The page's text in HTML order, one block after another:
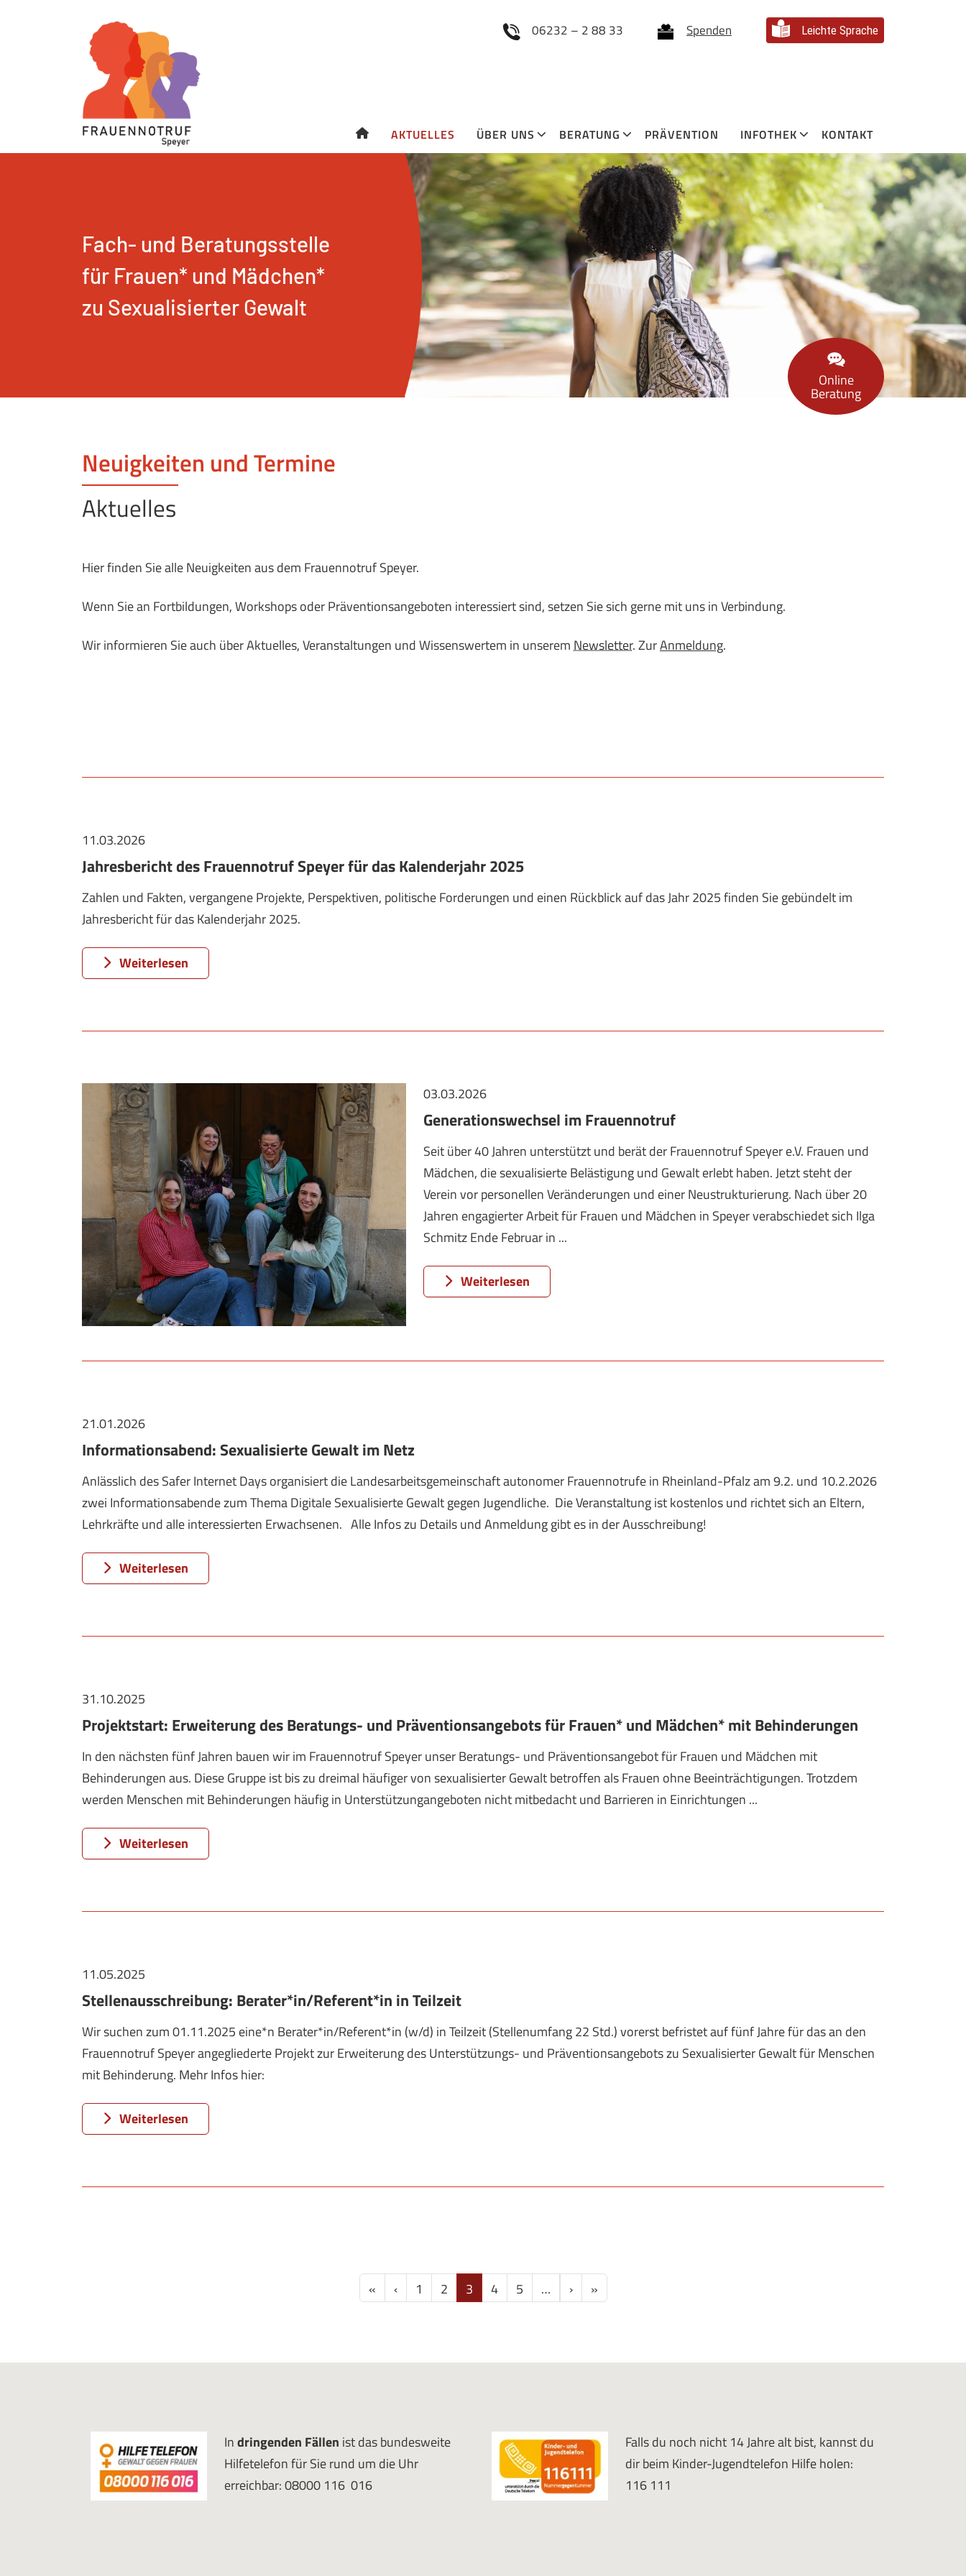
Leichte Sprache
Spenden
06232 – 2 88 33
AKTUELLES ÜBER UNS BERATUNG PRÄVENTION INFOTHEK KONTAKT
Fach- und Beratungsstelle
für Frauen* und Mädchen*
zu Sexualisierter Gewalt
Online
Beratung
Neuigkeiten und Termine
Aktuelles
Hier finden Sie alle Neuigkeiten aus dem Frauennotruf Speyer.
Wenn Sie an Fortbildungen,Workshopsoder Präventionsangeboten interessiert sind, setzen Sie sich gerne mit uns in Verbindung.
Wir informieren Sie auch über Aktuelles, Veranstaltungen und Wissenswertem in unseremNewsletter. ZurAnmeldung.
11.03.2026
Jahresbericht des Frauennotruf Speyer für das Kalenderjahr 2025
Zahlen und Fakten, vergangene Projekte, Perspektiven, politische Forderungen und einen Rückblick auf das Jahr 2025 finden Sie gebündelt im
Jahresbericht für das Kalenderjahr 2025.
Weiterlesen
03.03.2026
Generationswechsel im Frauennotruf
Seit über 40 Jahren unterstützt und berät der Frauennotruf Speyer e.V. Frauen und
Mädchen, die sexualisierte Belästigung und Gewalt erlebt haben. Jetzt steht der
Verein vor personellen Veränderungen und einer Neustrukturierung. Nach über 20
Jahren engagierter Arbeit für Frauen und Mädchen in Speyer verabschiedet sich Ilga
Schmitz Ende Februar in ...
Weiterlesen
21.01.2026
Informationsabend: Sexualisierte Gewalt im Netz
Anlässlich des Safer Internet Days organisiert die Landesarbeitsgemeinschaft autonomer Frauennotrufe in Rheinland-Pfalz am 9.2. und 10.2.2026
zwei Informationsabende zum Thema Digitale Sexualisierte Gewalt gegen Jugendliche. Die Veranstaltung ist kostenlos und richtet sich an Eltern,
Lehrkräfte und alle interessierten Erwachsenen. Alle Infos zu Details und Anmeldung gibt es in der Ausschreibung!
Weiterlesen
31.10.2025
Projektstart: Erweiterung des Beratungs- und Präventionsangebots für Frauen* und Mädchen* mit Behinderungen
In den nächsten fünf Jahren bauen wir im Frauennotruf Speyer unser Beratungs- und Präventionsangebot für Frauen und Mädchen mit
Behinderungen aus. Diese Gruppe ist bis zu dreimal häufiger von sexualisierter Gewalt betroffen als Frauen ohne Beeinträchtigungen. Trotzdem
werden Menschen mit Behinderungen häufig in Unterstützungangeboten nicht mitbedacht und Barrieren in Einrichtungen ...
Weiterlesen
11.05.2025
Stellenausschreibung: Berater*in/Referent*in in Teilzeit
Wir suchen zum 01.11.2025 eine*n Berater*in/Referent*in (w/d) in Teilzeit (Stellenumfang 22 Std.) vorerst befristet auf fünf Jahre für das an den
Frauennotruf Speyer angegliederte Projekt zur Erweiterung des Unterstützungs- und Präventionsangebots zu Sexualisierter Gewalt für Menschen
mit Behinderung. Mehr Infos hier:
Weiterlesen
«Erste Seite
‹Vorherige Seite
1 2 3 4 5 … ›Nächste Seite
»Letzte Seite
Indringenden Fällen ist das bundesweite
Hilfetelefon für Sie rund um die Uhr
erreichbar: 08000 116 016
Falls du noch nicht 14 Jahre alt bist, kannst du
dir beim Kinder-Jugendtelefon Hilfe holen:
116 111